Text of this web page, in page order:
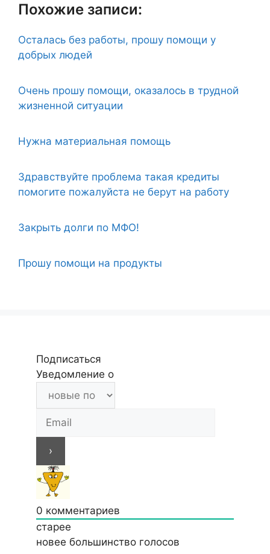
Похожие записи:
Осталась без работы, прошу помощи у
добрых людей
Очень прошу помощи, оказалось в трудной
жизненной ситуации
Нужна материальная помощь
Здравствуйте проблема такая кредиты
помогите пожалуйста не берут на работу
Закрыть долги по МФО!
Прошу помощи на продукты
Подписаться
Уведомление о
0 комментариев
старее
новее большинство голосов